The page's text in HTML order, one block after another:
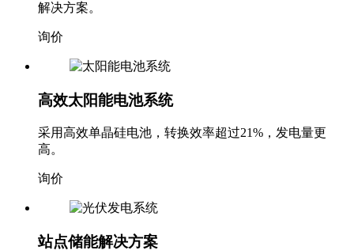
解决方案。
询价
高效太阳能电池系统
采用高效单晶硅电池，转换效率超过21%，发电量更
高。
询价
站点储能解决方案